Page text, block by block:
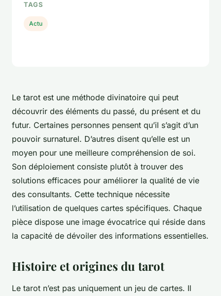
Le tarot est une méthode divinatoire qui peut
découvrir des éléments du passé, du présent et du
futur. Certaines personnes pensent qu’il s’agit d’un
pouvoir surnaturel. D’autres disent qu’elle est un
moyen pour une meilleure compréhension de soi.
Son déploiement consiste plutôt à trouver des
solutions efficaces pour améliorer la qualité de vie
des consultants. Cette technique nécessite
l’utilisation de quelques cartes spécifiques. Chaque
pièce dispose une image évocatrice qui réside dans
la capacité de dévoiler des informations essentielles.
Histoire et origines du tarot
Le tarot n’est pas uniquement un jeu de cartes. Il
TAGS
Actu